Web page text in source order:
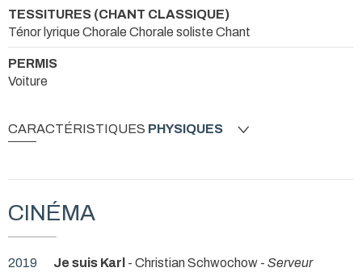
TESSITURES (CHANT CLASSIQUE)
Ténor lyrique Chorale Chorale soliste Chant
PERMIS
Voiture
CARACTÉRISTIQUES PHYSIQUES
CINÉMA
2019 Je suis Karl - Christian Schwochow - Serveur